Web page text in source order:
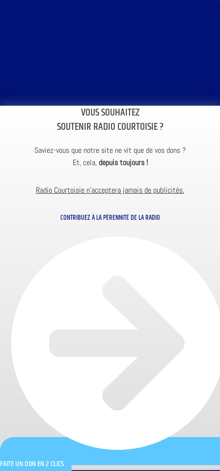
VOUS SOUHAITEZ
SOUTENIR RADIO COURTOISIE ?
Saviez-vous que notre site ne vit que de vos dons ?
Et, cela, depuis toujours !
Radio Courtoisie n’acceptera jamais de publicités.
CONTRIBUEZ À LA PÉRENNITÉ DE LA RADIO
FAITE UN DON EN 2 CLICS